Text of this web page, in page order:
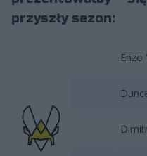
przyszły sezon:
Enzo